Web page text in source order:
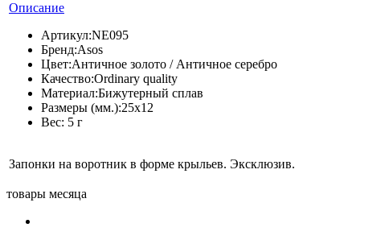
Описание
Артикул:NE095
Бренд:Asos
Цвет:Античное золото / Античное серебро
Качество:Ordinary quality
Материал:Бижутерный сплав
Размеры (мм.):25х12
Вес: 5 г
Запонки на воротник в форме крыльев. Эксклюзив.
товары месяца